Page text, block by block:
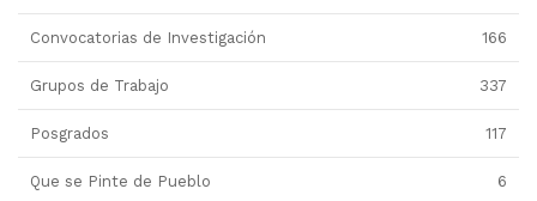
Convocatorias de Investigación 166
Grupos de Trabajo 337
Posgrados 117
Que se Pinte de Pueblo 6